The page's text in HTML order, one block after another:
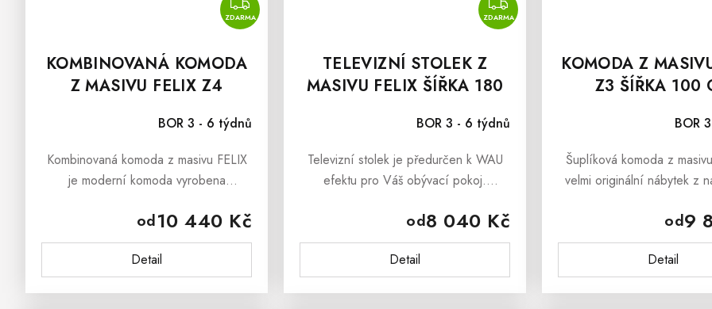
ZDARMA
KOMBINOVANÁ KOMODA
Z MASIVU FELIX Z4
BOR 3 - 6 týdnů
od10 440 Kč
Detail
Kombinovaná komoda z masivu FELIX
je moderní komoda vyrobena
dokáže upoutat svým originálním
provedením a nadčasovým
vzhledem....
ZDARMA
TELEVIZNÍ STOLEK Z
MASIVU FELIX ŠÍŘKA 180
BOR 3 - 6 týdnů
od8 040 Kč
Detail
Televizní stolek je předurčen k WAU
efektu pro Váš obývací pokoj.
moderní nábytek, který svým vzhledem
vnáší mezi nábytek z masivu...
KOMODA Z
Z3 ŠÍŘKA 100
BOR
od9
Detail
Šuplíková komoda z
velmi originální nábytek z
vyrobena z borovicového
první pohled je